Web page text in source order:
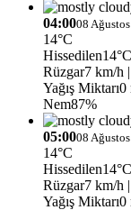
04:0008
14°C
Hissedilen14°C
Rüzgar7 km/h
Yağış Miktarı0
Nem87%
05:0008
14°C
Hissedilen14°C
Rüzgar7 km/h
Yağış Miktarı0